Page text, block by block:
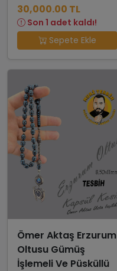
30,000.00 TL
Son 1 adet kaldı!
Sepete Ekle
Ömer Aktaş Erzurum
Oltusu Gümüş
İşlemeli Ve Püsküllü